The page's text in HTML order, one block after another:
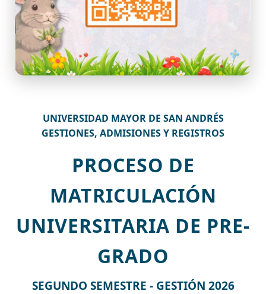
UNIVERSIDAD MAYOR DE SAN ANDRÉS
GESTIONES, ADMISIONES Y REGISTROS
PROCESO DE
MATRICULACIÓN
UNIVERSITARIA DE PRE-
GRADO
SEGUNDO SEMESTRE - GESTIÓN 2026